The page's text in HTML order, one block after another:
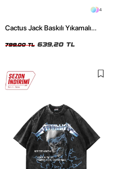
4
Cactus Jack Baskılı Yıkamalı
799,00 TL 639,20 TL